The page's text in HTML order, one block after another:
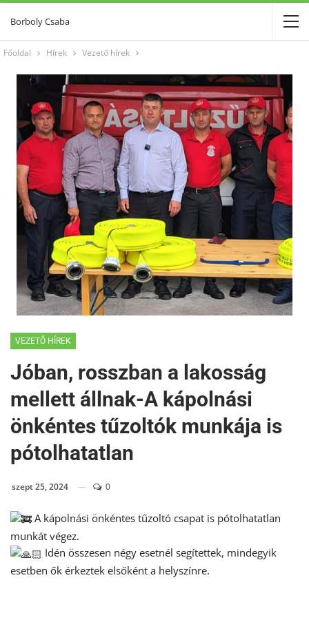
Borboly Csaba
Főoldal Hírek Vezető hírek
VEZETŐ HÍREK
Jóban, rosszban a lakosság
mellett állnak-A kápolnási
önkéntes tűzoltók munkája is
pótolhatatlan
szept 25, 2024 0
A kápolnási önkéntes tűzoltó csapat is pótolhatatlan
munkát végez.
Idén összesen négy esetnél segítettek, mindegyik
esetben ők érkeztek elsőként a helyszínre.